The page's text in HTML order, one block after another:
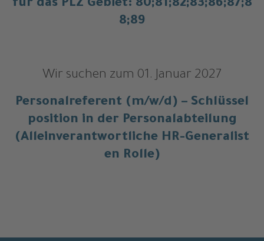
für das PLZ Gebiet: 80;81;82;83;86;87;8
8;89
Wir suchen zum 01. Januar 2027
Personalreferent (m/w/d) – Schlüssel
position in der Personalabteilung
(Alleinverantwortliche HR-Generalist
en Rolle)